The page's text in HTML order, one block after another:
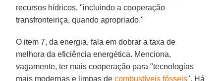
recursos hídricos, "incluindo a cooperação
transfronteiriça, quando apropriado."
O item 7, da energia, fala em dobrar a taxa de
melhora da eficiência energética. Menciona,
vagamente, ter mais cooperação para "tecnologias
mais modernas e limpas decombustíveis fósseis". Há